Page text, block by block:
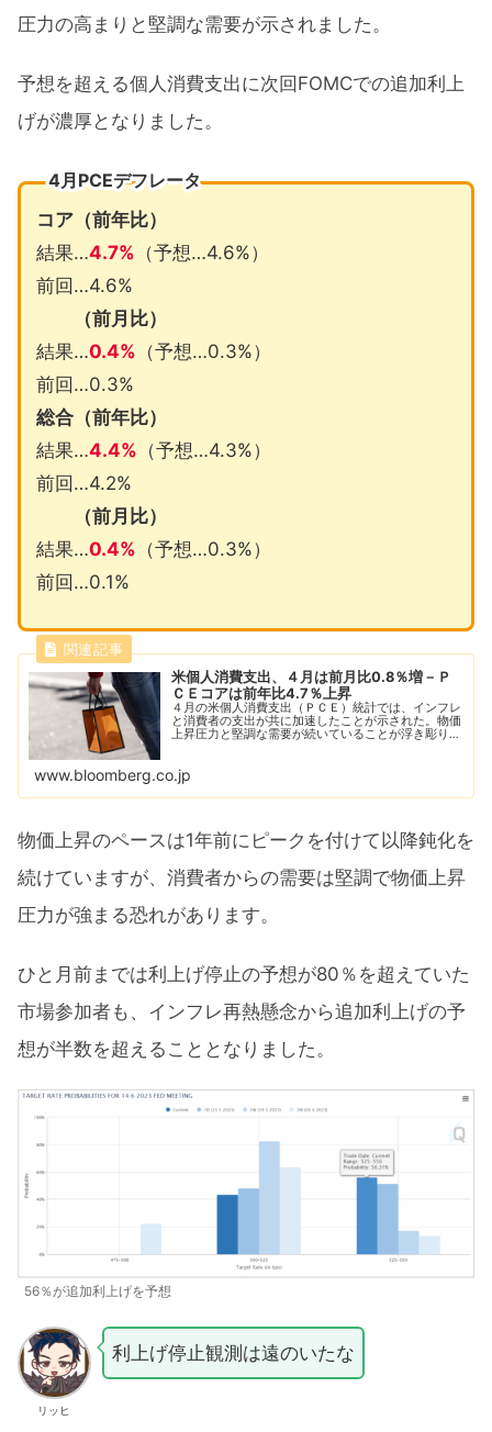
圧力の高まりと堅調な需要が示されました。
予想を超える個人消費支出に次回FOMCでの追加利上
げが濃厚となりました。
4月PCEデフレータ
コア（前年比）
結果…4.7% （予想…4.6%）
前回…4.6%
（前月比）
結果…0.4% （予想…0.3%）
前回…0.3%
総合（前年比）
結果…4.4% （予想…4.3%）
前回…4.2%
（前月比）
結果…0.4% （予想…0.3%）
前回…0.1%
米個人消費支出、４月は前月比0.8％増－Ｐ
ＣＥコアは前年比4.7％上昇
４月の米個人消費支出（ＰＣＥ）統計では、インフレ
と消費者の支出が共に加速したことが示された。物価
上昇圧力と堅調な需要が続いていることが浮き彫りと
www.bloomberg.co.jp
物価上昇のペースは1年前にピークを付けて以降鈍化を
続けていますが、消費者からの需要は堅調で物価上昇
圧力が強まる恐れがあります。
ひと月前までは利上げ停止の予想が80％を超えていた
市場参加者も、インフレ再熱懸念から追加利上げの予
想が半数を超えることとなりました。
56％が追加利上げを予想
リッヒ
利上げ停止観測は遠のいたな